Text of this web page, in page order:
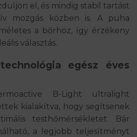
el, és mindig stabil tartást
mozgás közben is. A puha
a bőrhöz, így érzékeny
választás.
egész éves
B-Light ultralight
kialakítva, hogy segítsenek
testhőmérsékletet. Bár
a legjobb teljesítményt